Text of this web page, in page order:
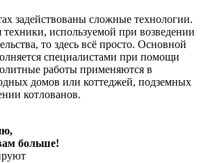
задействованы сложные технологии.
техники, используемой при возведении
то здесь всё просто. Основной
специалистами при помощи
работы применяются в
домов или коттеджей, подземных
котлованов.
больше!